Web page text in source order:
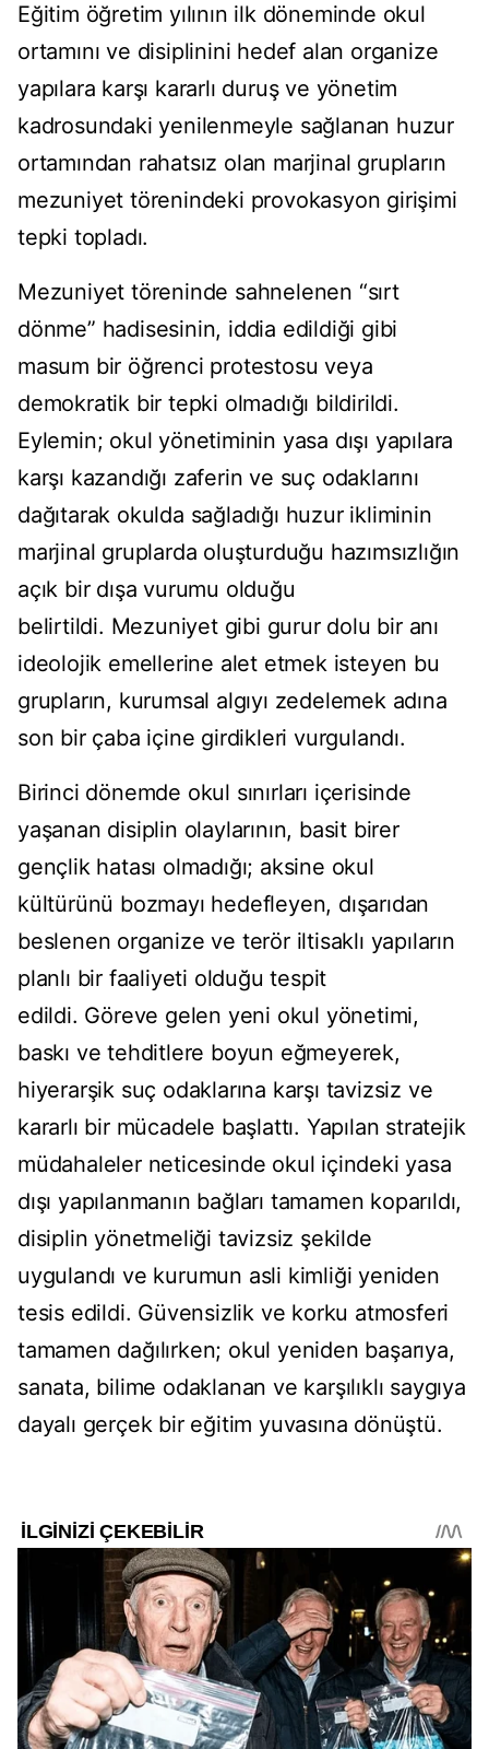
Eğitim öğretim yılının ilk döneminde okul
ortamını ve disiplinini hedef alan organize
yapılara karşı kararlı duruş ve yönetim
kadrosundaki yenilenmeyle sağlanan huzur
ortamından rahatsız olan marjinal grupların
mezuniyet törenindeki provokasyon girişimi
tepki topladı.
Mezuniyet töreninde sahnelenen “sırt
dönme” hadisesinin, iddia edildiği gibi
masum bir öğrenci protestosu veya
demokratik bir tepki olmadığı bildirildi.
Eylemin; okul yönetiminin yasa dışı yapılara
karşı kazandığı zaferin ve suç odaklarını
dağıtarak okulda sağladığı huzur ikliminin
marjinal gruplarda oluşturduğu hazımsızlığın
açık bir dışa vurumu olduğu
belirtildi. Mezuniyet gibi gurur dolu bir anı
ideolojik emellerine alet etmek isteyen bu
grupların, kurumsal algıyı zedelemek adına
son bir çaba içine girdikleri vurgulandı.
Birinci dönemde okul sınırları içerisinde
yaşanan disiplin olaylarının, basit birer
gençlik hatası olmadığı; aksine okul
kültürünü bozmayı hedefleyen, dışarıdan
beslenen organize ve terör iltisaklı yapıların
planlı bir faaliyeti olduğu tespit
edildi. Göreve gelen yeni okul yönetimi,
baskı ve tehditlere boyun eğmeyerek,
hiyerarşik suç odaklarına karşı tavizsiz ve
kararlı bir mücadele başlattı. Yapılan stratejik
müdahaleler neticesinde okul içindeki yasa
dışı yapılanmanın bağları tamamen koparıldı,
disiplin yönetmeliği tavizsiz şekilde
uygulandı ve kurumun asli kimliği yeniden
tesis edildi. Güvensizlik ve korku atmosferi
tamamen dağılırken; okul yeniden başarıya,
sanata, bilime odaklanan ve karşılıklı saygıya
dayalı gerçek bir eğitim yuvasına dönüştü.